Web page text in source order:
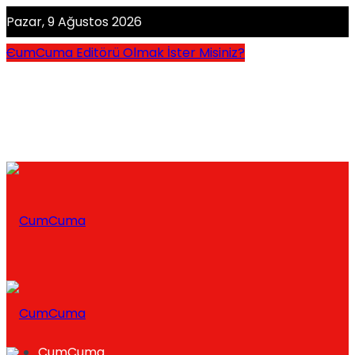
Pazar, 9 Ağustos 2026
CumCuma Editörü Olmak İster Misiniz?